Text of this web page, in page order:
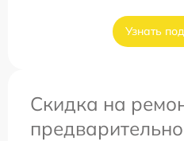
Узнать
Скидка на